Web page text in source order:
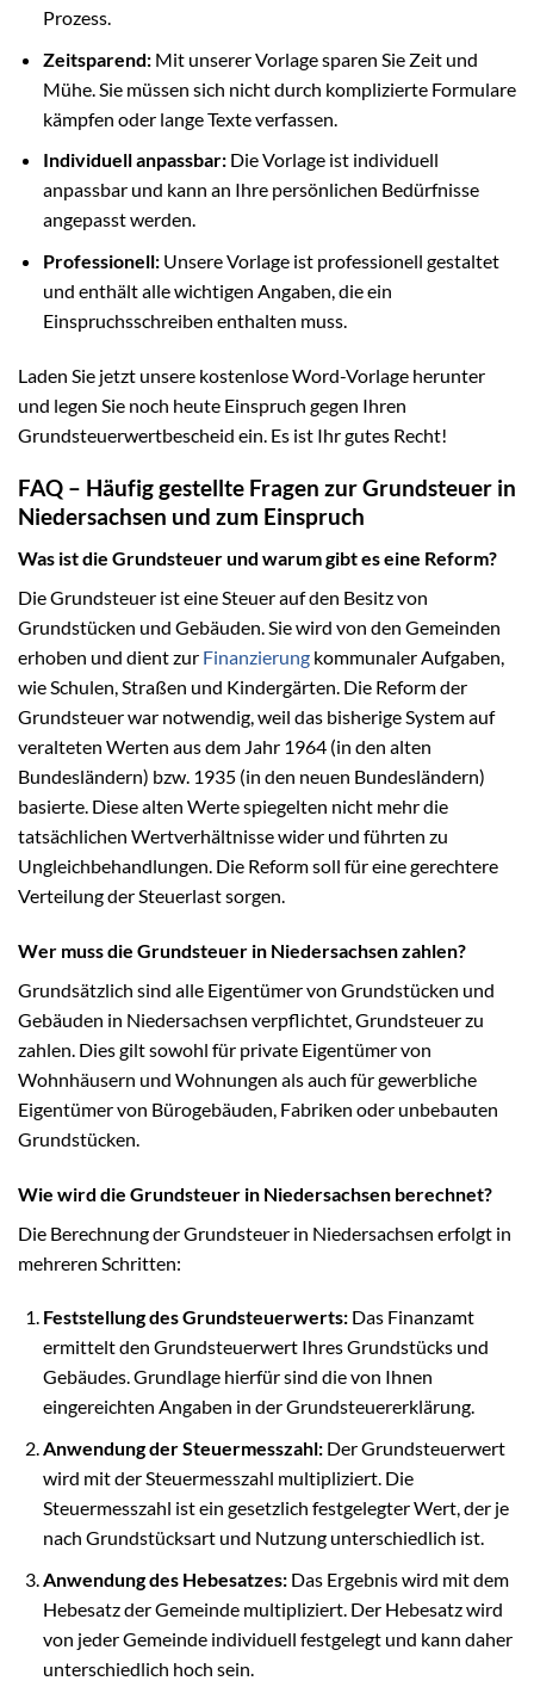
Prozess.
Zeitsparend:Mit unserer Vorlage sparen Sie Zeit und
Mühe. Sie müssen sich nicht durch komplizierte Formulare
kämpfen oder lange Texte verfassen.
Individuell anpassbar:Die Vorlage ist individuell
anpassbar und kann an Ihre persönlichen Bedürfnisse
angepasst werden.
Professionell:Unsere Vorlage ist professionell gestaltet
und enthält alle wichtigen Angaben, die ein
Einspruchsschreiben enthalten muss.
Laden Sie jetzt unsere kostenlose Word-Vorlage herunter
und legen Sie noch heute Einspruch gegen Ihren
Grundsteuerwertbescheid ein. Es ist Ihr gutes Recht!
FAQ – Häufig gestellte Fragen zur Grundsteuer in
Niedersachsen und zum Einspruch
Was ist die Grundsteuer und warum gibt es eine Reform?
Die Grundsteuer ist eine Steuer auf den Besitz von
Grundstücken und Gebäuden. Sie wird von den Gemeinden
erhoben und dient zur Finanzierung kommunaler Aufgaben,
wie Schulen, Straßen und Kindergärten. Die Reform der
Grundsteuer war notwendig, weil das bisherige System auf
veralteten Werten aus dem Jahr 1964 (in den alten
Bundesländern) bzw. 1935 (in den neuen Bundesländern)
basierte. Diese alten Werte spiegelten nicht mehr die
tatsächlichen Wertverhältnisse wider und führten zu
Ungleichbehandlungen. Die Reform soll für eine gerechtere
Verteilung der Steuerlast sorgen.
Wer muss die Grundsteuer in Niedersachsen zahlen?
Grundsätzlich sind alle Eigentümer von Grundstücken und
Gebäuden in Niedersachsen verpflichtet, Grundsteuer zu
zahlen. Dies gilt sowohl für private Eigentümer von
Wohnhäusern und Wohnungen als auch für gewerbliche
Eigentümer von Bürogebäuden, Fabriken oder unbebauten
Grundstücken.
Wie wird die Grundsteuer in Niedersachsen berechnet?
Die Berechnung der Grundsteuer in Niedersachsen erfolgt in
mehreren Schritten:
Feststellung des Grundsteuerwerts:Das Finanzamt
ermittelt den Grundsteuerwert Ihres Grundstücks und
Gebäudes. Grundlage hierfür sind die von Ihnen
eingereichten Angaben in der Grundsteuererklärung.
Anwendung der Steuermesszahl:Der Grundsteuerwert
wird mit der Steuermesszahl multipliziert. Die
Steuermesszahl ist ein gesetzlich festgelegter Wert, der je
nach Grundstücksart und Nutzung unterschiedlich ist.
Anwendung des Hebesatzes:Das Ergebnis wird mit dem
Hebesatz der Gemeinde multipliziert. Der Hebesatz wird
von jeder Gemeinde individuell festgelegt und kann daher
unterschiedlich hoch sein.